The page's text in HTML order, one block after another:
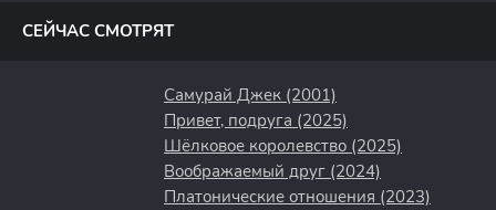
СЕЙЧАС СМОТРЯТ
Самурай Джек (2001)
Привет, подруга (2025)
Шёлковое королевство (2025)
Воображаемый друг (2024)
Платонические отношения (2023)